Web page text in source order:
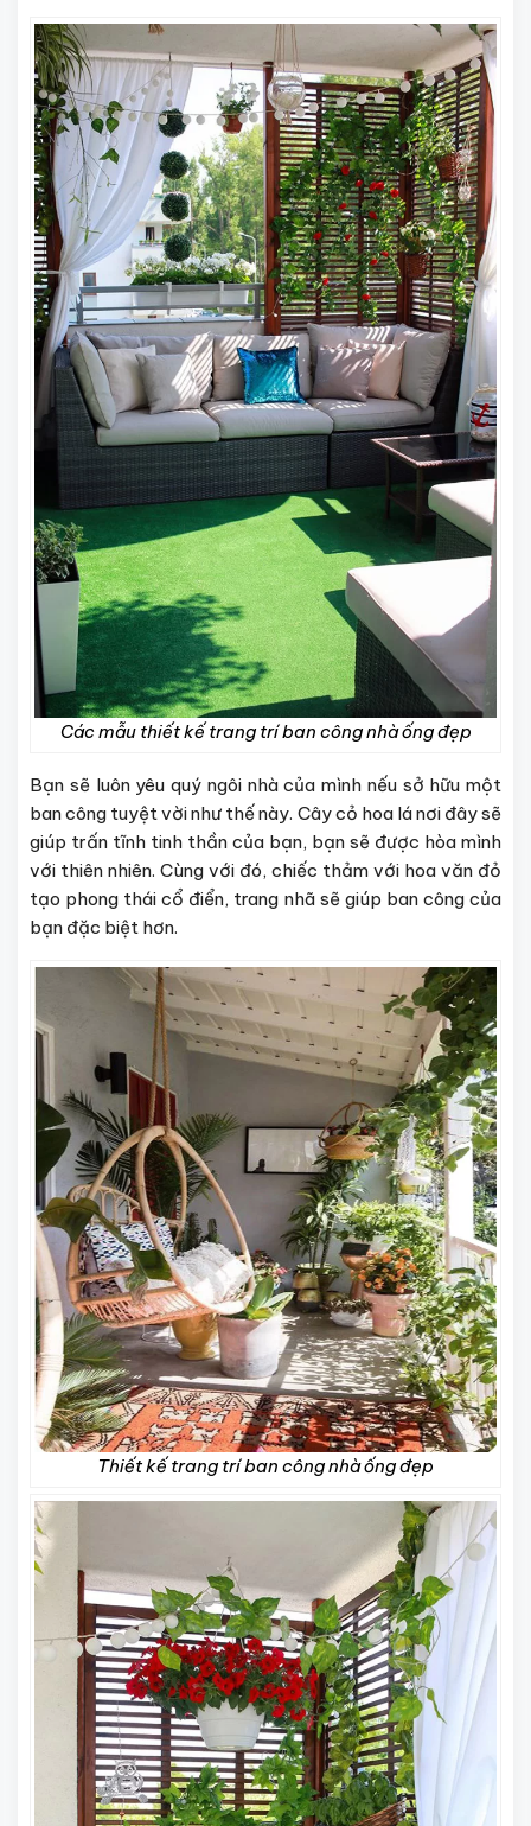
Các mẫu thiết kế trang trí ban công nhà ống đẹp
Bạn sẽ luôn yêu quý ngôi nhà của mình nếu sở hữu một
ban công tuyệt vời như thế này. Cây cỏ hoa lá nơi đây sẽ
giúp trấn tĩnh tinh thần của bạn, bạn sẽ được hòa mình
với thiên nhiên. Cùng với đó, chiếc thảm với hoa văn đỏ
tạo phong thái cổ điển, trang nhã sẽ giúp ban công của
bạn đặc biệt hơn.
Thiết kế trang trí ban công nhà ống đẹp